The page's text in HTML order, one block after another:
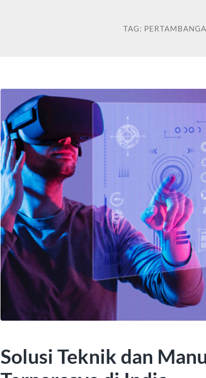
TAG:
Solusi Teknik dan